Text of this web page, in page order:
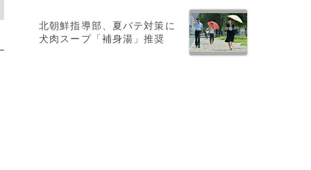
北朝鮮指導部、夏バテ対策に
犬肉スープ「補身湯」推奨